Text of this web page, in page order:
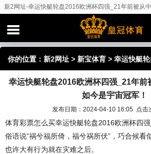
新2网址-幸运快艇轮盘2016欧洲杯四强_21年前被从
你的位置： 新2网址 > 新宝体育 > 幸运快艇
年前被从中国领养的她，如今是宇宙冠军！
幸运快艇轮盘2016欧洲杯四强_21年前
如今是宇宙冠军！
发布日期：2024-04-10 16:05 点击
体育彩票怎么买幸运快艇轮盘2016欧洲杯四强_
俗语说“祸兮福所倚，福兮祸所伏”，巧合候看
也许大有行为就在灾难之后。